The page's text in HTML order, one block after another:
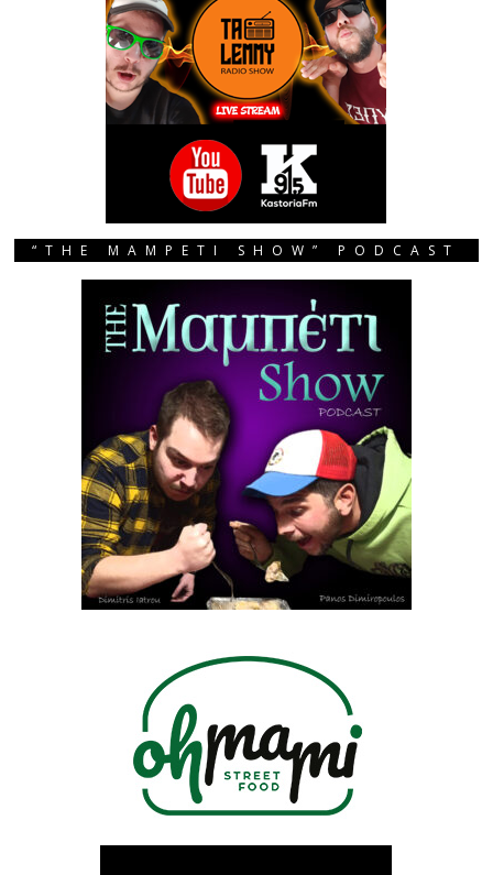
“THE MAMPETI SHOW” PODCAST